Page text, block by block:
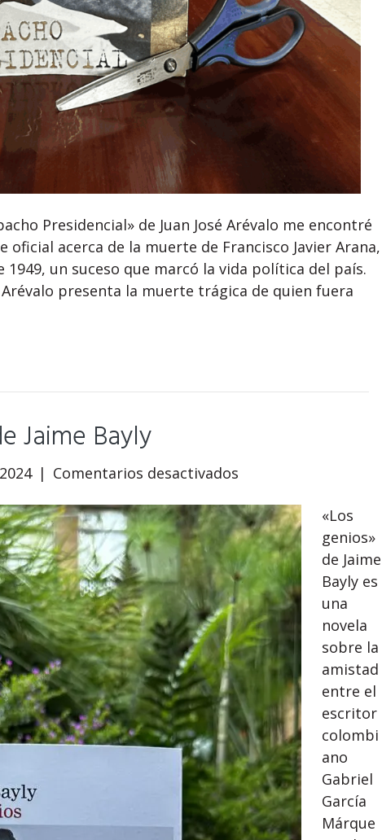
Presidencial» de Juan José Arévalo me encontré
oficial acerca de la muerte de Francisco Javier Arana,
1949, un suceso que marcó la vida política del país.
presenta la muerte trágica de quien fuera
Jaime Bayly
| Comentarios desactivados
genios»
de
Jaime
Bayly
«Los
genios»
de Jaime
Bayly es
una
novela
sobre la
amistad
entre el
escritor
colombi
ano
Gabriel
García
Márque